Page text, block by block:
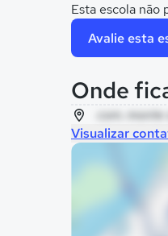
Esta escola não
Avalie esta
Onde
com.
Visualizar